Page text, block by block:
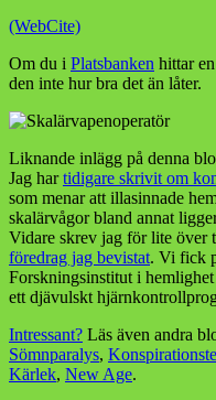
(WebCite)
Om du i Platsbanken hittar
den inte hur bra det än låter.
Liknande inlägg på denna
Jag hartidigare skrivit om
som menar att illasinnade
skalärvågor bland annat
Vidare skrev jag för lite över
föredrag jag bevistat. Vi fick
Forskningsinstitut i
ett djävulskt
Intressant? Läs även andra
Sömnparalys,
Kärlek, New Age.